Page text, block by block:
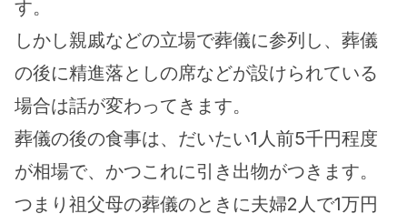
す。
しかし親戚などの立場で葬儀に参列し、葬儀
の後に精進落としの席などが設けられている
場合は話が変わってきます。
葬儀の後の食事は、だいたい1人前5千円程度
が相場で、かつこれに引き出物がつきます。
つまり祖父母の葬儀のときに夫婦2人で1万円